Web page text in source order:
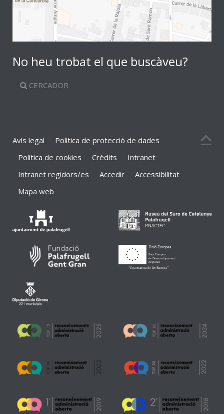
No heu trobat el que buscàveu?
CERCADOR
Avís legal
Política de protecció de dades
Política de cookies
Crèdits
Intranet
Intranet regidors/es
Accedir
Accessibilitat
Mapa web